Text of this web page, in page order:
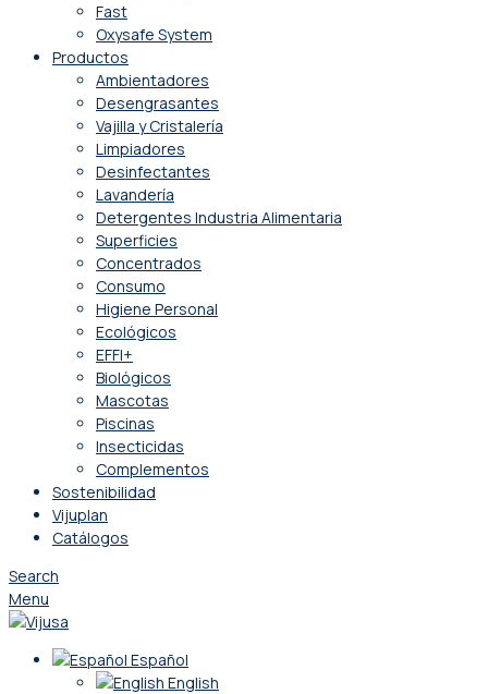
Fast
Oxysafe System
Productos
Ambientadores
Desengrasantes
Vajilla y Cristalería
Limpiadores
Desinfectantes
Lavandería
Detergentes Industria Alimentaria
Superficies
Concentrados
Consumo
Higiene Personal
Ecológicos
EFFI+
Biológicos
Mascotas
Piscinas
Insecticidas
Complementos
Sostenibilidad
Vijuplan
Catálogos
Search
Menu
Español
English